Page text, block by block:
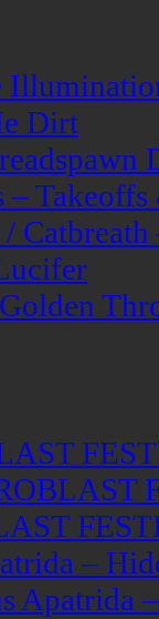
Dirt
–
Apatrida